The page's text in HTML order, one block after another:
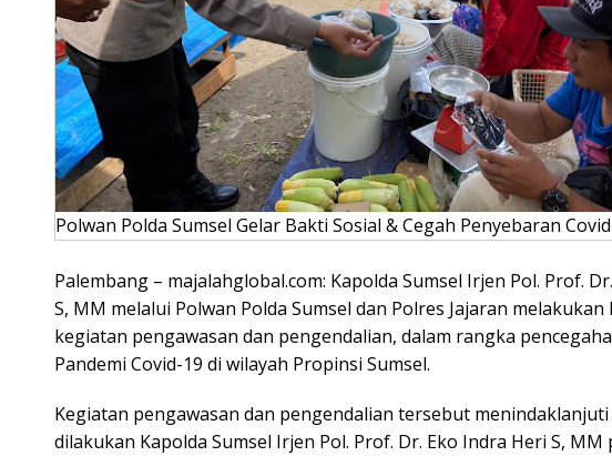
Polwan Polda Sumsel Gelar Bakti Sosial & Cegah Penyebaran
Palembang – majalahglobal.com: Kapolda Sumsel Irjen Pol. Prof.
S, MM melalui Polwan Polda Sumsel dan Polres Jajaran
kegiatan pengawasan dan pengendalian, dalam rangka
Pandemi Covid-19 di wilayah Propinsi Sumsel.
Kegiatan pengawasan dan pengendalian tersebut
dilakukan Kapolda Sumsel Irjen Pol. Prof. Dr. Eko Indra Heri S, MM